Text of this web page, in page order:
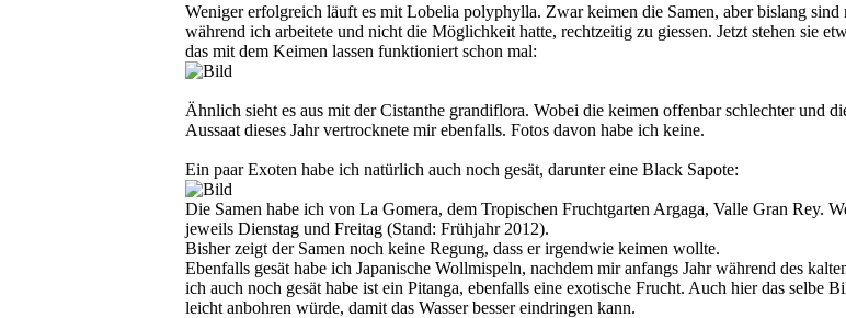
Weniger erfolgreich läuft es mit Lobelia polyphylla. Zwar keimen die Samen, aber bislang
während ich arbeitete und nicht die Möglichkeit hatte, rechtzeitig zu giessen. Jetzt stehen sie
das mit dem Keimen lassen funktioniert schon mal:
Ähnlich sieht es aus mit der Cistanthe grandiflora. Wobei die keimen offenbar schlechter und
Aussaat dieses Jahr vertrocknete mir ebenfalls. Fotos davon habe ich keine.
Ein paar Exoten habe ich natürlich auch noch gesät, darunter eine Black Sapote:
Die Samen habe ich von La Gomera, dem Tropischen Fruchtgarten Argaga, Valle Gran Rey.
jeweils Dienstag und Freitag (Stand: Frühjahr 2012).
Bisher zeigt der Samen noch keine Regung, dass er irgendwie keimen wollte.
Ebenfalls gesät habe ich Japanische Wollmispeln, nachdem mir anfangs Jahr während des
ich auch noch gesät habe ist ein Pitanga, ebenfalls eine exotische Frucht. Auch hier das
leicht anbohren würde, damit das Wasser besser eindringen kann.